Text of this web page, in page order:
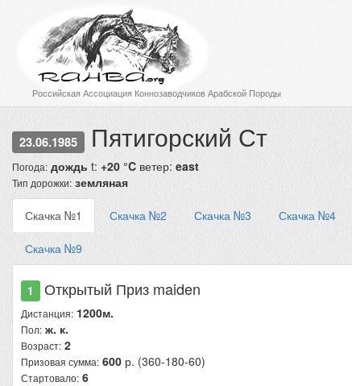
Российская Ассоциация Коннозаводчиков Арабской Породы
23.06.1985 Пятигорский Ст
Погода: дождь t: +20 °C ветер: east
Тип дорожки: земляная
Скачка №1 Скачка №2 Скачка №3 Скачка №4
Скачка №9
1 Открытый Приз maiden
Дистанция: 1200м.
Пол: ж. к.
Возраст: 2
Призовая сумма: 600 р. (360-180-60)
Стартовало: 6